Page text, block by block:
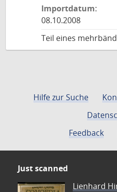
Importdatum:
08.10.2008
Teil eines
Hilfe zur Suche
Feedback
Just scanned
Lienhard